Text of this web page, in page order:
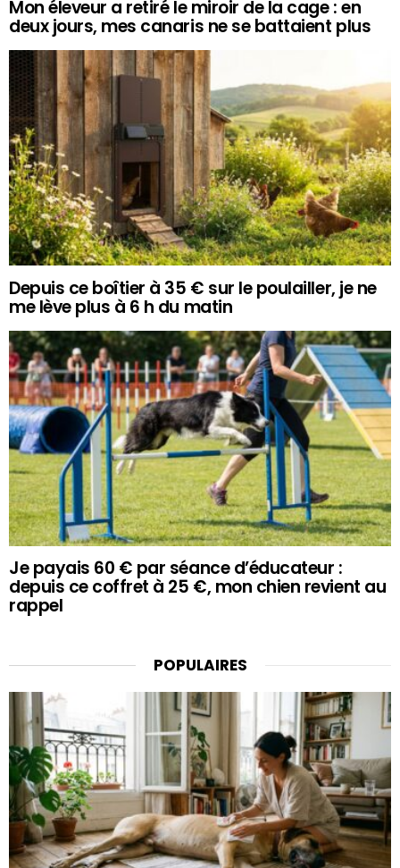
Mon éleveur a retiré le miroir de la cage : en
deux jours, mes canaris ne se battaient plus
Depuis ce boîtier à 35 € sur le poulailler, je ne
me lève plus à 6 h du matin
Je payais 60 € par séance d’éducateur :
depuis ce coffret à 25 €, mon chien revient au
rappel
POPULAIRES